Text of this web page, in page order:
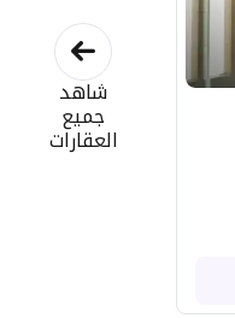
شاهد
جميع
العقارات